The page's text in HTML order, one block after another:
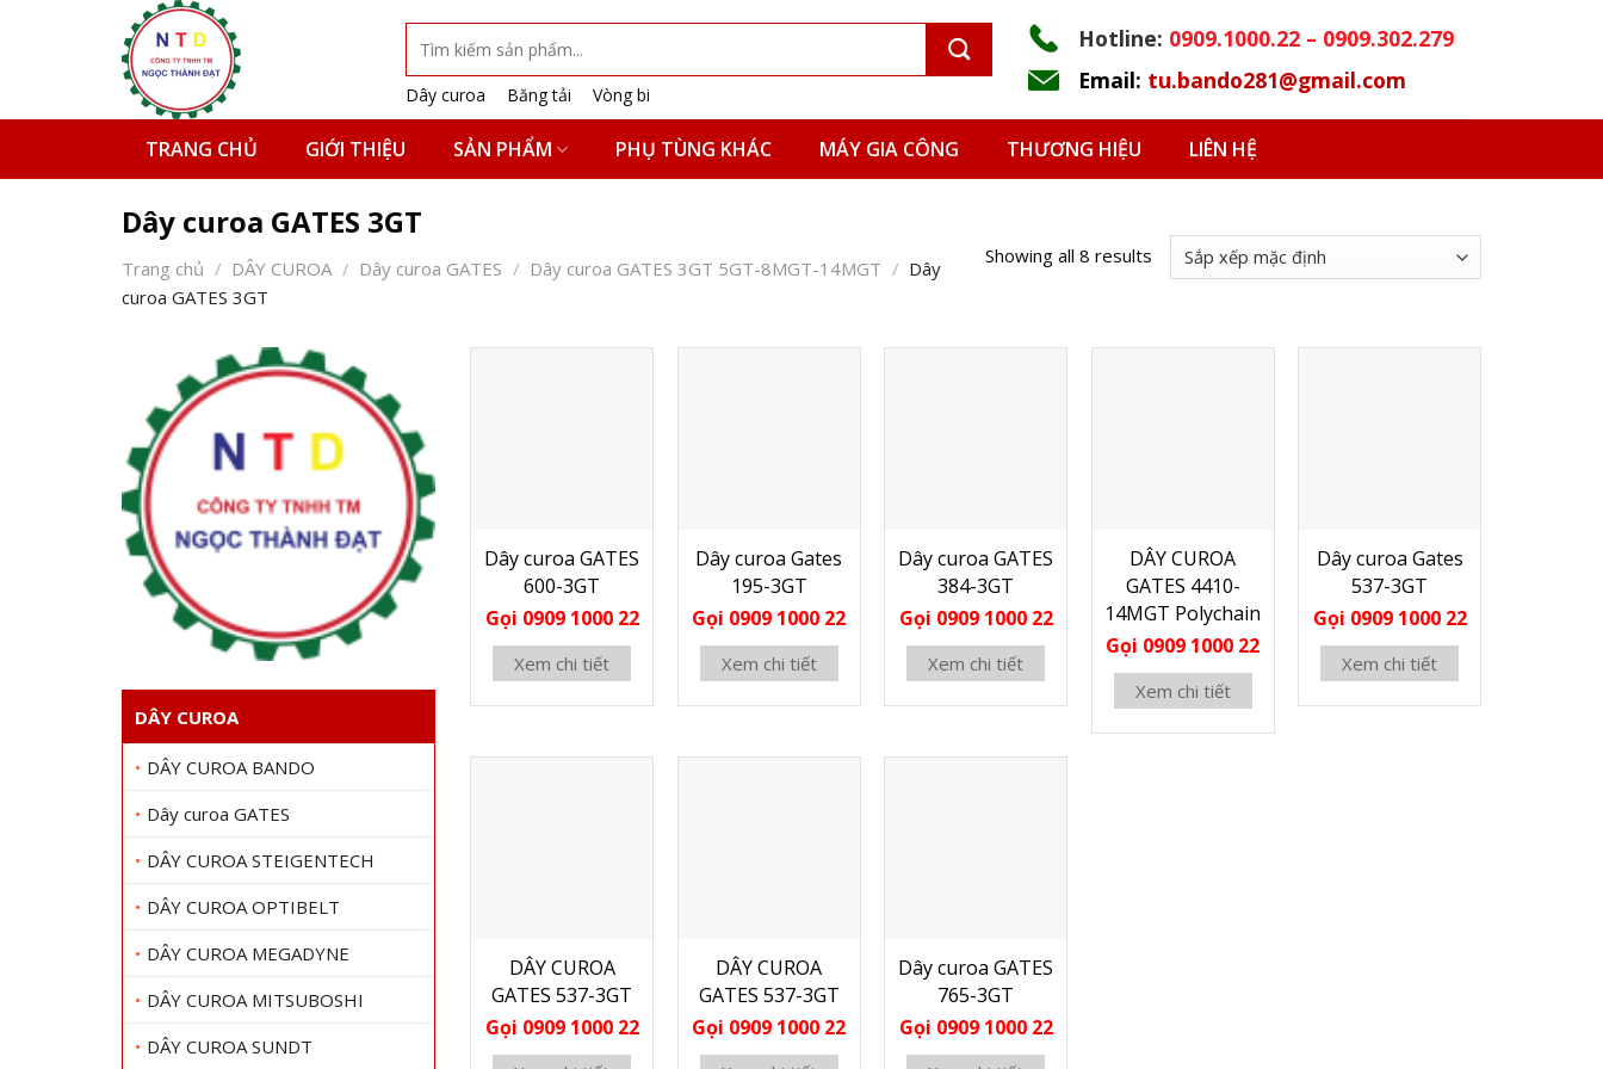
kiếm:
Dây curoa
Băng tải Vòng bi
Hotline: 0909.1000.22 – 0909.302.279
Email: tu.bando281@gmail.com
TRANG CHỦ GIỚI THIỆU SẢN PHẨM PHỤ TÙNG KHÁC MÁY GIA CÔNG THƯƠNG HIỆU LIÊN HỆ
Dây curoa GATES 3GT
Trang chủ / DÂY CUROA / Dây curoa GATES / Dây curoa GATES 3GT 5GT-8MGT-14MGT / Dây
curoa GATES 3GT
Showing all 8 results
DÂY CUROA
DÂY CUROA BANDO
Dây curoa GATES
DÂY CUROA STEIGENTECH
DÂY CUROA OPTIBELT
DÂY CUROA MEGADYNE
DÂY CUROA MITSUBOSHI
DÂY CUROA SUNDT
Dây curoa GATES
600-3GT
Gọi 0909 1000 22
Xem chi tiết
Dây curoa Gates
195-3GT
Gọi 0909 1000 22
Xem chi tiết
Dây curoa GATES
384-3GT
Gọi 0909 1000 22
Xem chi tiết
DÂY CUROA
GATES 4410-
14MGT Polychain
Gọi 0909 1000 22
Xem chi tiết
Dây curoa Gates
537-3GT
Gọi 0909 1000 22
Xem chi tiết
DÂY CUROA
GATES 537-3GT
Gọi 0909 1000 22
DÂY CUROA
GATES 537-3GT
Gọi 0909 1000 22
Dây curoa GATES
765-3GT
Gọi 0909 1000 22